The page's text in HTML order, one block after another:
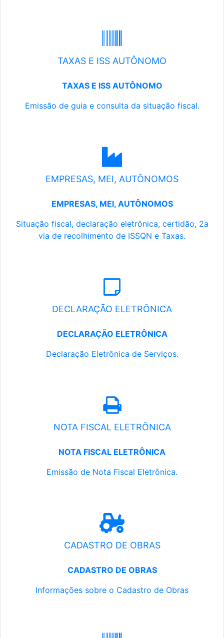
TAXAS E ISS AUTÔNOMO
TAXAS E ISS AUTÔNOMO
Emissão de guia e consulta da situação fiscal.
EMPRESAS, MEI, AUTÔNOMOS
EMPRESAS, MEI, AUTÔNOMOS
Situação fiscal, declaração eletrônica, certidão, 2a
via de recolhimento de ISSQN e Taxas.
DECLARAÇÃO ELETRÔNICA
DECLARAÇÃO ELETRÔNICA
Declaração Eletrônica de Serviços.
NOTA FISCAL ELETRÔNICA
NOTA FISCAL ELETRÔNICA
Emissão de Nota Fiscal Eletrônica.
CADASTRO DE OBRAS
CADASTRO DE OBRAS
Informações sobre o Cadastro de Obras